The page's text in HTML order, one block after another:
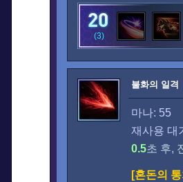
(3)
불화의 일격
마나: 55
재사용 대
0.5초 후,
[혼돈의